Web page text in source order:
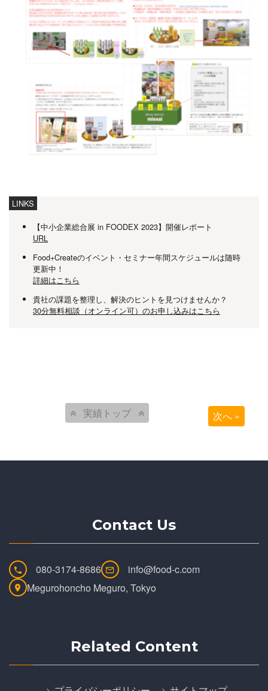
LINKS
【中小企業総合展 in FOODEX 2023】開催レポート
URL
Food+Createのイベント・セミナー年間スケジュールは随時
更新中！
詳細はこちら
貴社の課題を整理し、解決のヒントを見つけませんか？
30分無料相談（オンライン可）のお申し込みはこちら
実績トップ 次へ »
Contact Us
080-3174-8686
info@food-c.com
Megurohoncho Meguro, Tokyo
Related Content